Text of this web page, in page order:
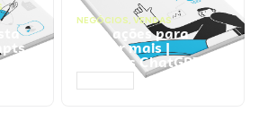
NEGÓCIOS, VENDAS
Faça ações para
vender mais |
Prompts ChatGPT